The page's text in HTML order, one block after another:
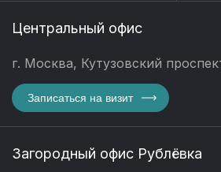
Центральный офис
г. Москва, Кутузовский
Записаться на визит
Загородный офис Рублёвка